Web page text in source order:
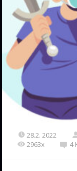
28.2. 2022
2963x
4